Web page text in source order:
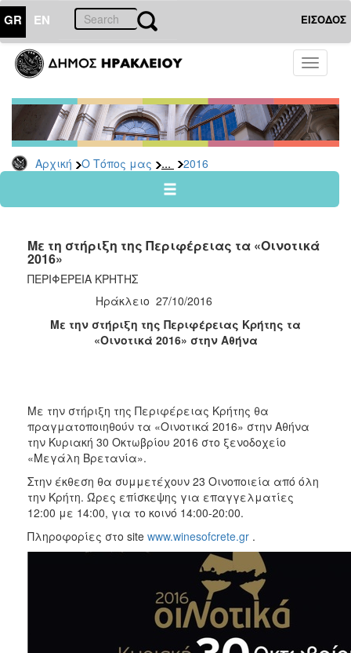
GR EN ΕΙΣΟΔΟΣ
Toggle
Αρχική Ο Τόπος μας ... 2016
ΤΟΠΟΣ
ΜΑΣ
Ανακοινώσεις
Αρχείο
2026
2024
2022
2021
2019
2015
2012
2011
ΔΗΜΟΣ
Με τη στήριξη της Περιφέρειας τα «Οινοτικά
2016»
ΠΕΡΙΦΕΡΕΙΑ ΚΡΗΤΗΣ
Ηράκλειο 27/10/2016
Με την στήριξη της Περιφέρειας Κρήτης τα
«Οινοτικά 2016» στην Αθήνα
Με την στήριξη της Περιφέρειας Κρήτης θα
πραγματοποιηθούν τα «Οινοτικά 2016» στην Αθήνα
την Κυριακή 30 Οκτωβρίου 2016 στο ξενοδοχείο
«Μεγάλη Βρετανία».
Στην έκθεση θα συμμετέχουν 23 Οινοποιεία από όλη
την Κρήτη. Ώρες επίσκεψης για επαγγελματίες
12:00 με 14:00, για το κοινό 14:00-20:00.
Πληροφορίες στο site www.winesofcrete.gr .